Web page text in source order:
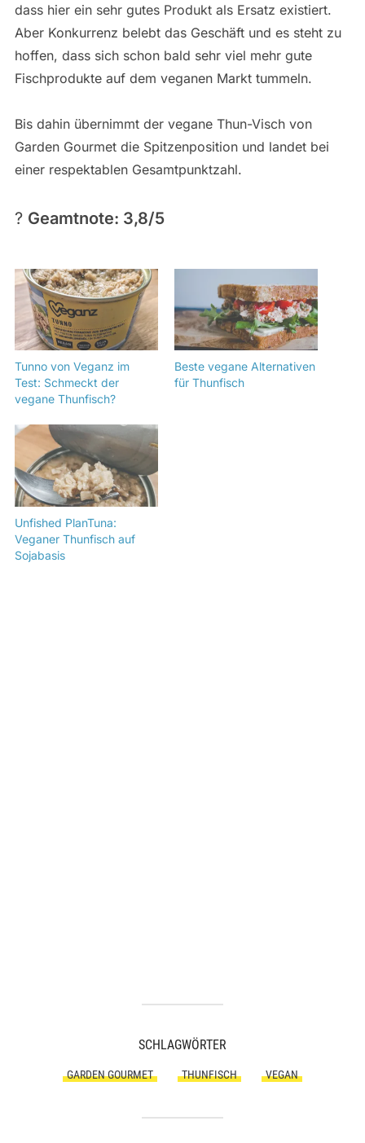
dass hier ein sehr gutes Produkt als Ersatz existiert.
Aber Konkurrenz belebt das Geschäft und es steht zu
hoffen, dass sich schon bald sehr viel mehr gute
Fischprodukte auf dem veganen Markt tummeln.
Bis dahin übernimmt der vegane Thun-Visch von
Garden Gourmet die Spitzenposition und landet bei
einer respektablen Gesamtpunktzahl.
? Geamtnote: 3,8/5
Tunno von Veganz im
Test: Schmeckt der
vegane Thunfisch?
Beste vegane Alternativen
für Thunfisch
Unfished PlanTuna:
Veganer Thunfisch auf
Sojabasis
SCHLAGWÖRTER
GARDEN GOURMET THUNFISCH VEGAN